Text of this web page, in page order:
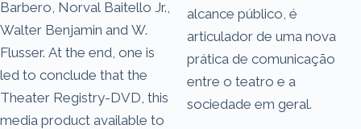
Barbero, Norval Baitello Jr.,
Walter Benjamin and W.
Flusser. At the end, one is
led to conclude that the
Theater Registry-DVD, this
media product available to
alcance público, é
articulador de uma nova
prática de comunicação
entre o teatro e a
sociedade em geral.